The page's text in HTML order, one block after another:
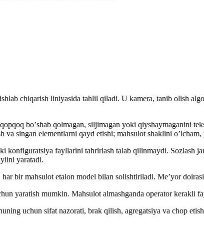
chiqarish liniyasida tahlil qiladi. U kamera, tanib olish
boʼshab qolmagan, siljimagan yoki qiyshaymaganini
va singan elementlarni qayd etishi; mahsulot shaklini
konfiguratsiya fayllarini tahrirlash talab qilinmaydi. Sozlash
yaratadi.
bir mahsulot etalon model bilan solishtiriladi. Meʼyor
yaratish mumkin. Mahsulot almashganda operator kerakli
uchun sifat nazorati, brak qilish, agregatsiya va chop